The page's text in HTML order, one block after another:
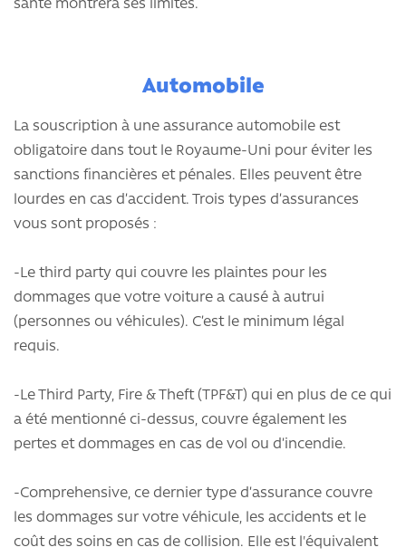
santé montrera ses limites.
Automobile
La souscription à une assurance automobile est
obligatoire dans tout le Royaume-Uni pour éviter les
sanctions financières et pénales. Elles peuvent être
lourdes en cas d’accident. Trois types d’assurances
vous sont proposés :
-Le third party qui couvre les plaintes pour les
dommages que votre voiture a causé à autrui
(personnes ou véhicules). C’est le minimum légal
requis.
-Le Third Party, Fire & Theft (TPF&T) qui en plus de ce qui
a été mentionné ci-dessus, couvre également les
pertes et dommages en cas de vol ou d’incendie.
-Comprehensive, ce dernier type d’assurance couvre
les dommages sur votre véhicule, les accidents et le
coût des soins en cas de collision. Elle est l'équivalent